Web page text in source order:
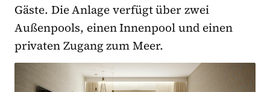
Gäste. Die Anlage verfügt über zwei
Außenpools, einen Innenpool und einen
privaten Zugang zum Meer.